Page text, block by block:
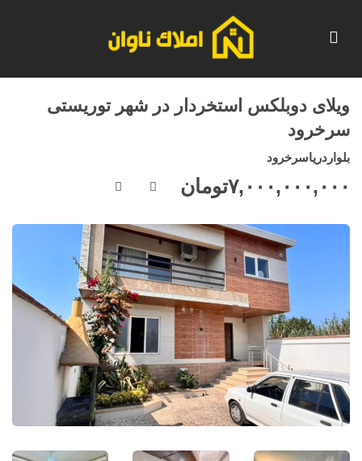
ویلای دوبلکس استخردار در شهر توریستی
سرخرود
بلواردریاسرخرود
۷,۰۰۰,۰۰۰,۰۰۰تومان